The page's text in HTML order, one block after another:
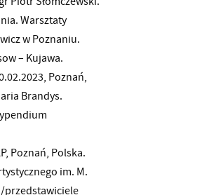
Warsztaty
w Poznaniu.
– Kujawa.
Poznań,
Brandys.
Poznań, Polska.
im. M.
przedstawiciele